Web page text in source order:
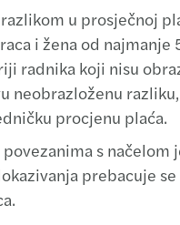
u prosječnoj
i žena od najmanje
radnika koji nisu
neobrazloženu
procjenu plaća.
s načelom
prebacuje se